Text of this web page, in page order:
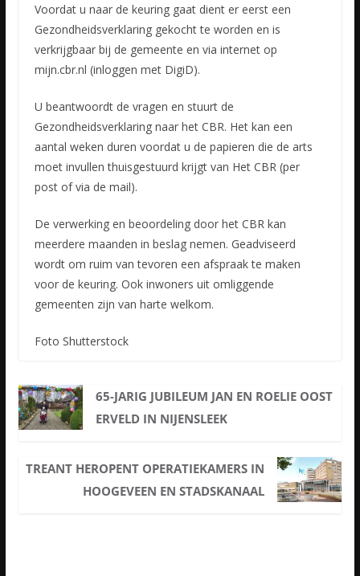
Voordat u naar de keuring gaat dient er eerst een
Gezondheidsverklaring gekocht te worden en is
verkrijgbaar bij de gemeente en via internet op
mijn.cbr.nl (inloggen met DigiD).
U beantwoordt de vragen en stuurt de
Gezondheidsverklaring naar het CBR. Het kan een
aantal weken duren voordat u de papieren die de arts
moet invullen thuisgestuurd krijgt van Het CBR (per
post of via de mail).
De verwerking en beoordeling door het CBR kan
meerdere maanden in beslag nemen. Geadviseerd
wordt om ruim van tevoren een afspraak te maken
voor de keuring. Ook inwoners uit omliggende
gemeenten zijn van harte welkom.
Foto Shutterstock
65-JARIG JUBILEUM JAN EN ROELIE OOST
ERVELD IN NIJENSLEEK
TREANT HEROPENT OPERATIEKAMERS IN
HOOGEVEEN EN STADSKANAAL